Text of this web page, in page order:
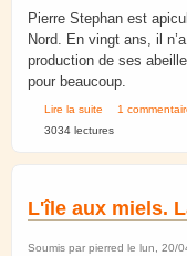
Pierre Stephan est
Nord. En vingt ans, il
production de ses
pour beaucoup.
Lire la suite de Avril 2020.
1
3034 lectures
L'île aux miels.
Soumis par pierred le lun, 20/